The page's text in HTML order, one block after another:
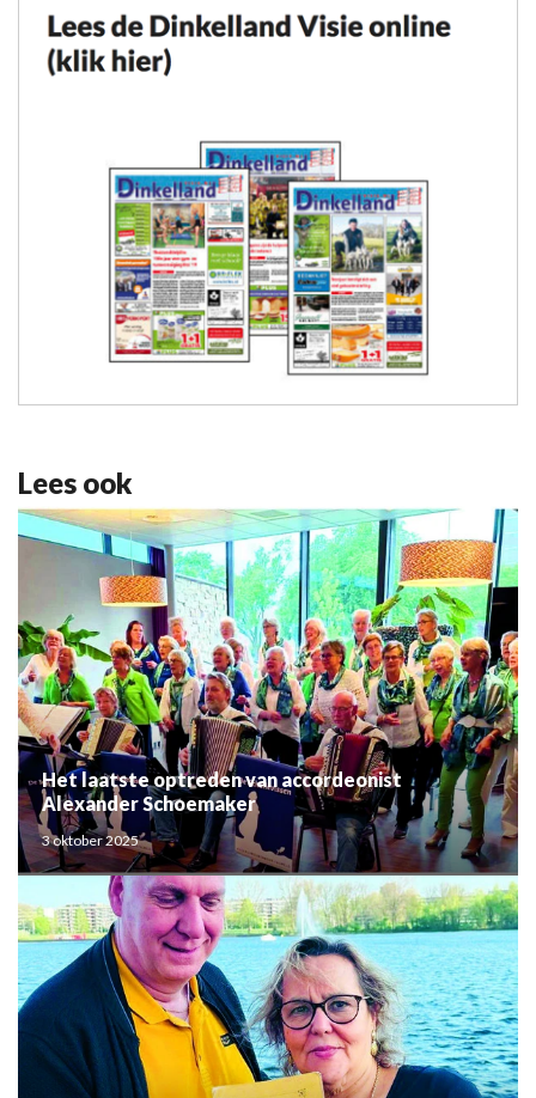
Lees ook
Het laatste optreden van accordeonist
Alexander Schoemaker
3 oktober 2025